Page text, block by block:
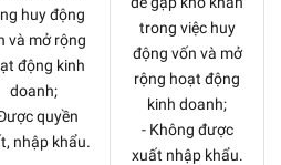
huy động
và mở rộng
động kinh
doanh;
quyền
nhập khẩu.
trong việc huy
động vốn và mở
rộng hoạt động
kinh doanh;
- Không được
xuất nhập khẩu.